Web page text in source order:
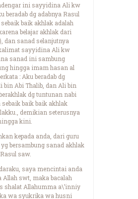
ini sayyidina Ali kw
beradab dg adabnya Rasul
baik akhlak adalah
belajar akhlak dari
dan sanad selanjutnya
sayyidina Ali kw
sanad ini sambung
hingga imam hasan al
: Aku beradab dg
bin Abi Thalib, dan Ali bin
dg tuntunan nabi
sebaik baik baik akhlak
demikian seterusnya
kini.
kepada anda, dari guru
bersambung sanad akhlak
saw.
saya mencintai anda
Allah swt, maka bacalah
shalat Allahumma a\’inniy
wa syukrika wa husni